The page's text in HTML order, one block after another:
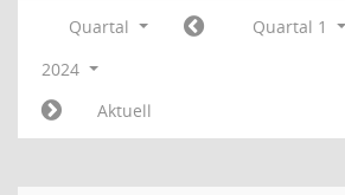
Quartal
Quartal 1
2024
Aktuell